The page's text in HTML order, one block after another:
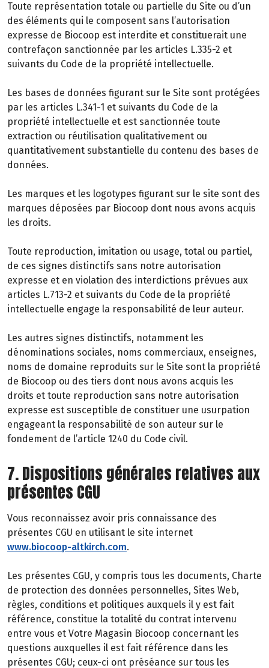
Toute représentation totale ou partielle du Site ou d’un
des éléments qui le composent sans l’autorisation
expresse de Biocoop est interdite et constituerait une
contrefaçon sanctionnée par les articles L.335-2 et
suivants du Code de la propriété intellectuelle.
Les bases de données figurant sur le Site sont protégées
par les articles L.341-1 et suivants du Code de la
propriété intellectuelle et est sanctionnée toute
extraction ou réutilisation qualitativement ou
quantitativement substantielle du contenu des bases de
données.
Les marques et les logotypes figurant sur le site sont des
marques déposées par Biocoop dont nous avons acquis
les droits.
Toute reproduction, imitation ou usage, total ou partiel,
de ces signes distinctifs sans notre autorisation
expresse et en violation des interdictions prévues aux
articles L.713-2 et suivants du Code de la propriété
intellectuelle engage la responsabilité de leur auteur.
Les autres signes distinctifs, notamment les
dénominations sociales, noms commerciaux, enseignes,
noms de domaine reproduits sur le Site sont la propriété
de Biocoop ou des tiers dont nous avons acquis les
droits et toute reproduction sans notre autorisation
expresse est susceptible de constituer une usurpation
engageant la responsabilité de son auteur sur le
fondement de l’article 1240 du Code civil.
7. Dispositions générales relatives aux
présentes CGU
Vous reconnaissez avoir pris connaissance des
présentes CGU en utilisant le site internet
www.biocoop-altkirch.com.
Les présentes CGU, y compris tous les documents, Charte
de protection des données personnelles, Sites Web,
règles, conditions et politiques auxquels il y est fait
référence, constitue la totalité du contrat intervenu
entre vous et Votre Magasin Biocoop concernant les
questions auxquelles il est fait référence dans les
présentes CGU; ceux-ci ont préséance sur tous les